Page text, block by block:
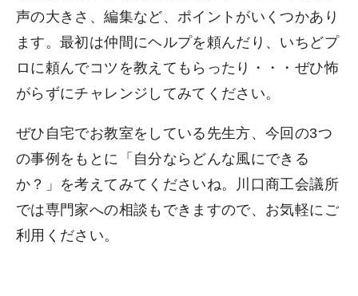
声の大きさ、編集など、ポイントがいくつかあり
ます。最初は仲間にヘルプを頼んだり、いちどプ
ロに頼んでコツを教えてもらったり・・・ぜひ怖
がらずにチャレンジしてみてください。
ぜひ自宅でお教室をしている先生方、今回の3つ
の事例をもとに「自分ならどんな風にできる
か？」を考えてみてくださいね。川口商工会議所
では専門家への相談もできますので、お気軽にご
利用ください。